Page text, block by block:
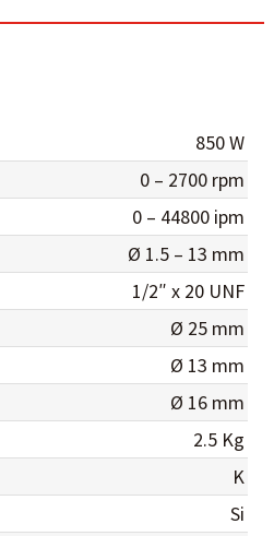
850 W
0 – 2700 rpm
0 – 44800 ipm
Ø 1.5 – 13 mm
1/2″ x 20 UNF
Ø 25 mm
Ø 13 mm
Ø 16 mm
2.5 Kg
K
Si